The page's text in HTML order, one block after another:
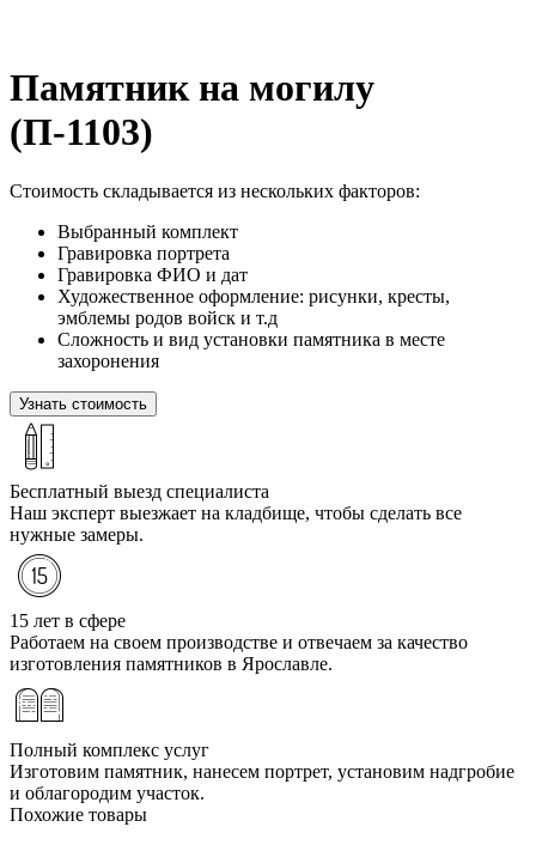
Памятник на могилу
(П-1103)
Стоимость складывается из нескольких факторов:
Выбранный комплект
Гравировка портрета
Гравировка ФИО и дат
Художественное оформление: рисунки, кресты,
эмблемы родов войск и т.д
Сложность и вид установки памятника в месте
захоронения
Узнать стоимость
Бесплатный выезд специалиста
Наш эксперт выезжает на кладбище, чтобы сделать все
нужные замеры.
15 лет в сфере
Работаем на своем производстве и отвечаем за качество
изготовления памятников в Ярославле.
Полный комплекс услуг
Изготовим памятник, нанесем портрет, установим надгробие
и облагородим участок.
Похожие товары